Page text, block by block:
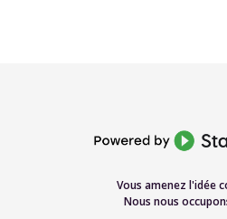
Vous amenez l'idée
Nous nous